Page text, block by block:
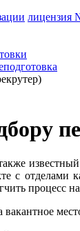
лицензия
с отделами
процесс